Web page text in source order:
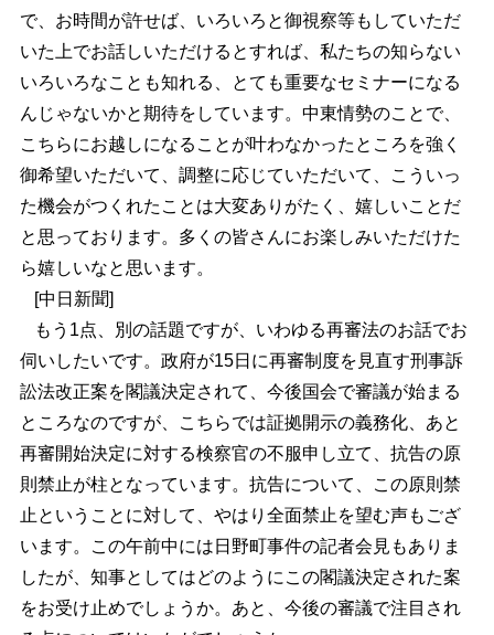
で、お時間が許せば、いろいろと御視察等もしていただ
いた上でお話しいただけるとすれば、私たちの知らない
いろいろなことも知れる、とても重要なセミナーになる
んじゃないかと期待をしています。中東情勢のことで、
こちらにお越しになることが叶わなかったところを強く
御希望いただいて、調整に応じていただいて、こういっ
た機会がつくれたことは大変ありがたく、嬉しいことだ
と思っております。多くの皆さんにお楽しみいただけた
ら嬉しいなと思います。
[中日新聞]
もう1点、別の話題ですが、いわゆる再審法のお話でお
伺いしたいです。政府が15日に再審制度を見直す刑事訴
訟法改正案を閣議決定されて、今後国会で審議が始まる
ところなのですが、こちらでは証拠開示の義務化、あと
再審開始決定に対する検察官の不服申し立て、抗告の原
則禁止が柱となっています。抗告について、この原則禁
止ということに対して、やはり全面禁止を望む声もござ
います。この午前中には日野町事件の記者会見もありま
したが、知事としてはどのようにこの閣議決定された案
をお受け止めでしょうか。あと、今後の審議で注目され